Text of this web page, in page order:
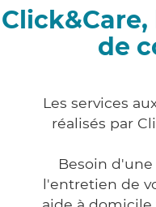
de
Les services
réalisés par
Besoin
l'entretien de